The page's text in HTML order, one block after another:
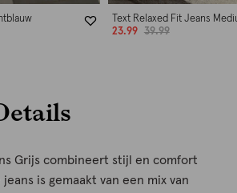
Text Relaxed Fit Jeans
23.99
39.99
Grijs combineert stijl en comfort
is gemaakt van een mix van